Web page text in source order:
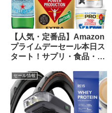
【人気・定番品】Amazon
プライムデーセール本日ス
タート！サプリ・食品・飲
ップしてみました
セール情報